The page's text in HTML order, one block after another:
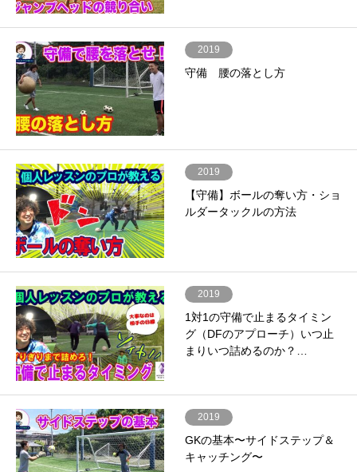
2019
守備 腰の落とし方
2019
【守備】ボールの奪い方・ショ
ルダータックルの方法
2019
1対1の守備で止まるタイミン
グ（DFのアプローチ）いつ止
まりいつ詰めるのか？…
2019
GKの基本〜サイドステップ＆
キャッチング〜